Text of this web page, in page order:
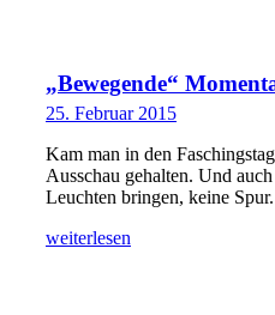
„Bewegende“
25. Februar 2015
Kam man in den
Ausschau gehalten. Und
Leuchten bringen, keine
weiterlesen